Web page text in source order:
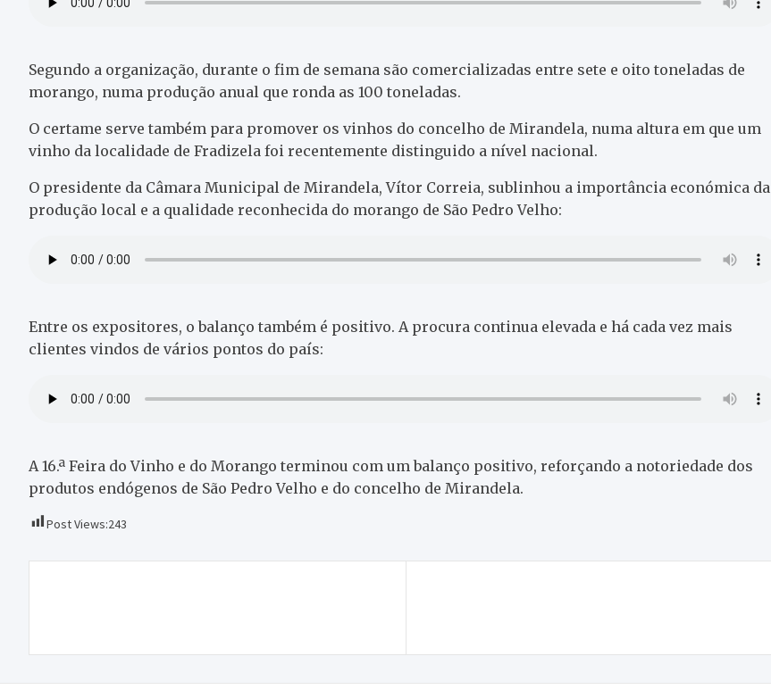
Segundo a organização, durante o fim de semana são comercializadas entre sete e oito toneladas de
morango, numa produção anual que ronda as 100 toneladas.
O certame serve também para promover os vinhos do concelho de Mirandela, numa altura em que um
vinho da localidade de Fradizela foi recentemente distinguido a nível nacional.
O presidente da Câmara Municipal de Mirandela, Vítor Correia, sublinhou a importância económica da
produção local e a qualidade reconhecida do morango de São Pedro Velho:
Entre os expositores, o balanço também é positivo. A procura continua elevada e há cada vez mais
clientes vindos de vários pontos do país:
A 16.ª Feira do Vinho e do Morango terminou com um balanço positivo, reforçando a notoriedade dos
produtos endógenos de São Pedro Velho e do concelho de Mirandela.
Post Views:243
artigos